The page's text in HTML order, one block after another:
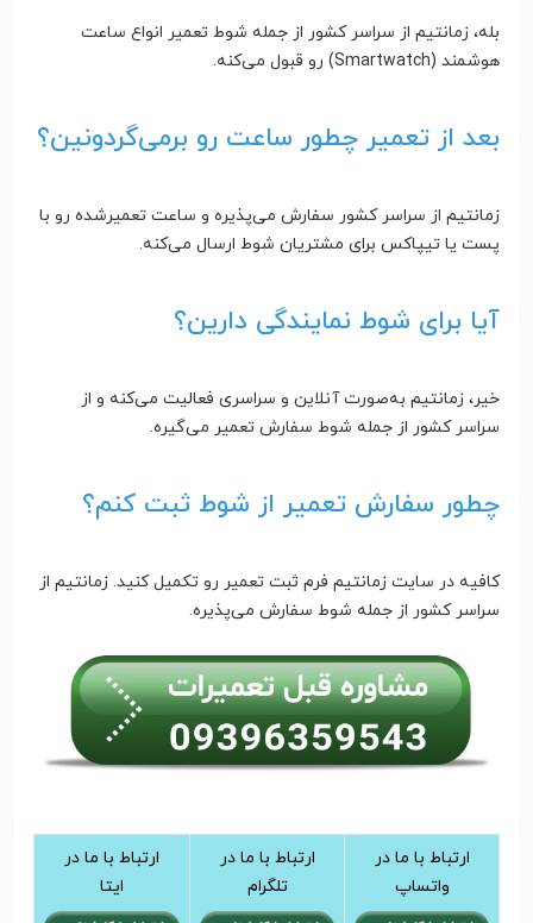
بله، زمانتیم از سراسر کشور از جمله شوط تعمیر انواع ساعت
هوشمند (Smartwatch) رو قبول می‌کنه.
بعد از تعمیر چطور ساعت رو برمی‌گردونین؟
زمانتیم از سراسر کشور سفارش می‌پذیره و ساعت تعمیرشده رو با
پست یا تیپاکس برای مشتریان شوط ارسال می‌کنه.
آیا برای شوط نمایندگی دارین؟
خیر، زمانتیم به‌صورت آنلاین و سراسری فعالیت می‌کنه و از
سراسر کشور از جمله شوط سفارش تعمیر می‌گیره.
چطور سفارش تعمیر از شوط ثبت کنم؟
کافیه در سایت زمانتیم فرم ثبت تعمیر رو تکمیل کنید. زمانتیم از
سراسر کشور از جمله شوط سفارش می‌پذیره.
ارتباط با ما در
واتساپ
ارتباط با ما در
تلگرام
ارتباط با ما در
ایتا